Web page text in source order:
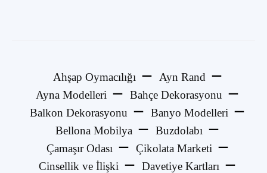
Ahşap Oymacılığı
Ayn Rand
Ayna Modelleri
Bahçe Dekorasyonu
Balkon Dekorasyonu
Banyo Modelleri
Bellona Mobilya
Buzdolabı
Çamaşır Odası
Çikolata Marketi
Cinsellik ve İlişki
Davetiye Kartları